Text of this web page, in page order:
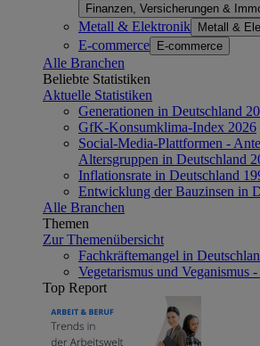
Finanzen, Versicherungen &
Metall & Elektronik Metall &
E-commerce E-commerce
Alle Branchen
Beliebte Statistiken
Aktuelle Statistiken
Generationen in Deutschland
GfK-Konsumklima-Index 2026
Social-Media-Plattformen -
Altersgruppen in Deutschland
Inflationsrate in Deutschland
Entwicklung der Bauzinsen in
Alle Branchen
Themen
Zur Themenübersicht
Fachkräftemangel in
Vegetarismus und Veganismus
Top Report